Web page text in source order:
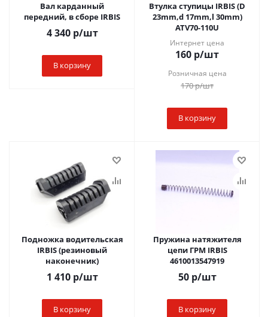
Вал карданный
передний, в сборе IRBIS
4 340р/шт
В корзину
Втулка ступицы IRBIS (D
23mm,d 17mm,l 30mm)
ATV70-110U
Интернет цена
160 р/шт
Розничная цена
170р/шт
В корзину
Подножка водительская
IRBIS (резиновый
наконечник)
1 410р/шт
В корзину
Пружина натяжителя
цепи ГРМ IRBIS
4610013547919
50р/шт
В корзину